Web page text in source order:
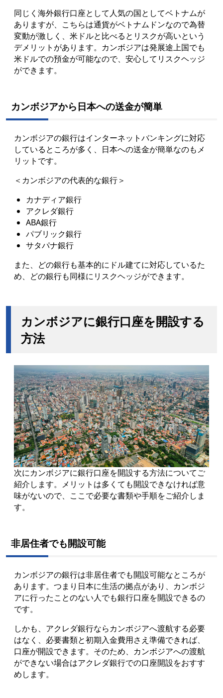
同じく海外銀行口座として人気の国としてベトナムが
ありますが、こちらは通貨がベトナムドンなので為替
変動が激しく、米ドルと比べるとリスクが高いという
デメリットがあります。カンボジアは発展途上国でも
米ドルでの預金が可能なので、安心してリスクヘッジ
ができます。
カンボジアから日本への送金が簡単
カンボジアの銀行はインターネットバンキングに対応
しているところが多く、日本への送金が簡単なのもメ
リットです。
＜カンボジアの代表的な銀行＞
カナディア銀行
アクレダ銀行
ABA銀行
パブリック銀行
サタパナ銀行
また、どの銀行も基本的にドル建てに対応しているた
め、 どの銀行も同様にリスクヘッジができます。
カンボジアに銀行口座を開設する
方法
次にカンボジアに銀行口座を開設する方法についてご
紹介します。メリットは多くても開設できなければ意
味がないので、ここで必要な書類や手順をご紹介しま
す。
非居住者でも開設可能
カンボジアの銀行は非居住者でも開設可能なところが
あります。つまり日本に生活の拠点があり、カンボジ
アに行ったことのない人でも銀行口座を開設できるの
です。
しかも、アクレダ銀行ならカンボジアへ渡航する必要
はなく、 必要書類と初期入金費用さえ準備できれば、
口座が開設できます。 そのため、カンボジアへの渡航
ができない場合はアクレダ銀行での口座開設をおすす
めします。